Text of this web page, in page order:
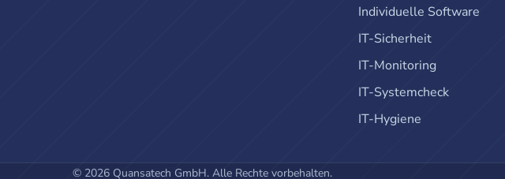
Individuelle Software
IT-Sicherheit
IT-Monitoring
IT-Systemcheck
IT-Hygiene
© 2026 Quansatech GmbH. Alle Rechte vorbehalten.